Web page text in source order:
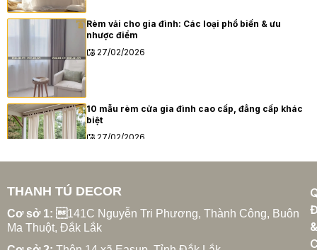
Rèm vải cho gia đình: Các loại phổ biến & ưu
nhược điểm
27/02/2026
10 mẫu rèm cửa gia đình cao cấp, đẳng cấp khác
biệt
27/02/2026
Xu hướng rèm cửa gia đình hiện đại năm 2025
27/02/2026
THANH TÚ DECOR
Cơ sở 1: 141C Nguyễn Tri Phương, Thành Công, Buôn
Ma Thuột, Đắk Lắk
&